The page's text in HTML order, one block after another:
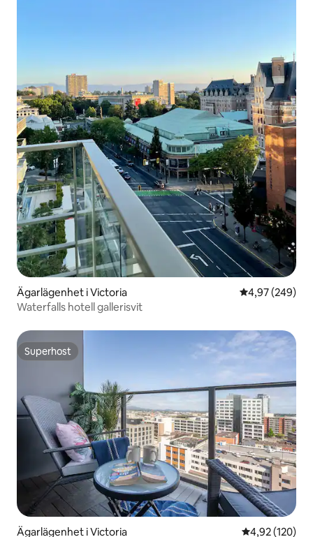
Ägarlägenhet i Victoria 4,97 av 5 i
4,97 (249)
Waterfalls hotell gallerisvit
Superhost
Superhost
Ägarlägenhet i Victoria 4,92 av 5 i
4,92 (120)